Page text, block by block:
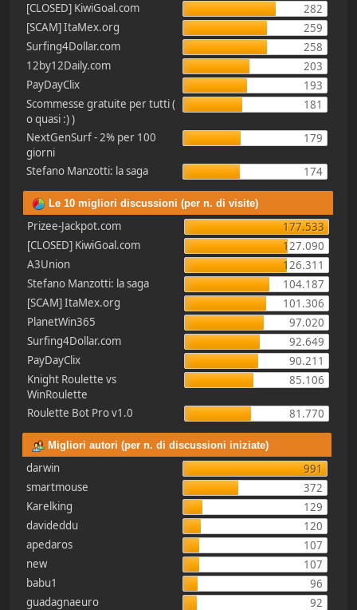
[CLOSED] KiwiGoal.com
282
[SCAM] ItaMex.org
259
Surfing4Dollar.com
258
12by12Daily.com
203
PayDayClix
193
Scommesse gratuite per tutti (
o quasi :) )
181
NextGenSurf - 2% per 100
giorni
179
Stefano Manzotti: la saga 174
Le 10 migliori discussioni (per n. di visite)
Prizee-Jackpot.com
177.533
[CLOSED] KiwiGoal.com
127.090
A3Union
126.311
Stefano Manzotti: la saga
104.187
[SCAM] ItaMex.org
101.306
PlanetWin365
97.020
Surfing4Dollar.com
92.649
PayDayClix
90.211
Knight Roulette vs
WinRoulette
85.106
Roulette Bot Pro v1.0 81.770
Migliori autori (per n. di discussioni iniziate)
darwin
991
smartmouse
372
Karelking
129
davideddu
120
apedaros
107
new
107
babu1
96
guadagnaeuro
92